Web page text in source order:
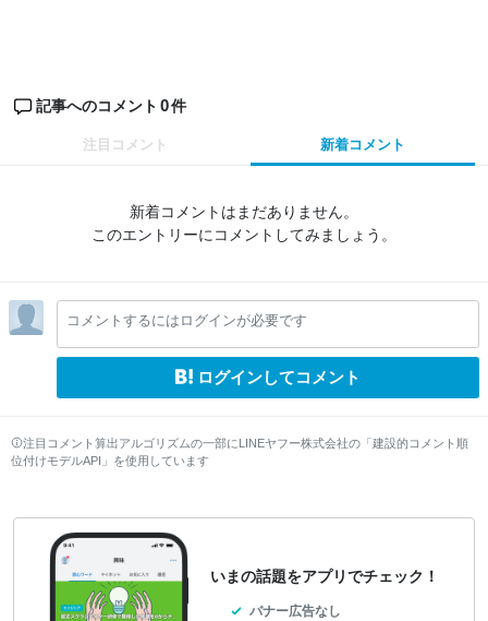
記事へのコメント 0件
注目コメント 新着コメント
新着コメントはまだありません。
このエントリーにコメントしてみましょう。
コメントするにはログインが必要です
ログインしてコメント
注目コメント算出アルゴリズムの一部にLINEヤフー株式会社の「建設的コメント順
位付けモデルAPI」を使用しています
いまの話題をアプリでチェック！
バナー広告なし